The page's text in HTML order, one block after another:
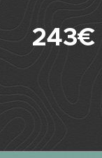
243€